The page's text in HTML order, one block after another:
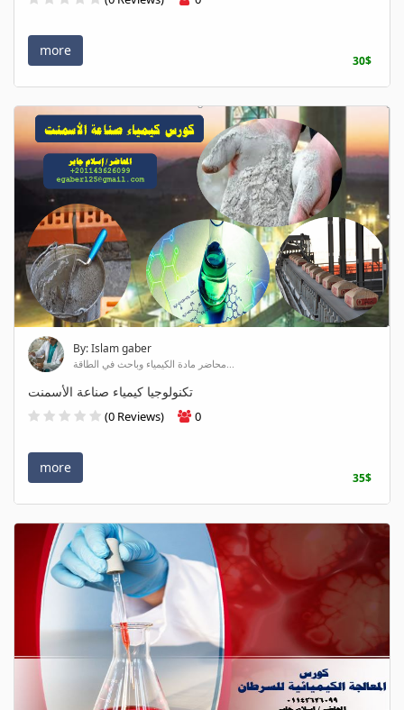
more
30$
By: Islam gaber
محاضر مادة الكيمياء وباحث في الطاقة...
تكنولوجيا كيمياء صناعة الأسمنت
(0 Reviews) 0
more
35$